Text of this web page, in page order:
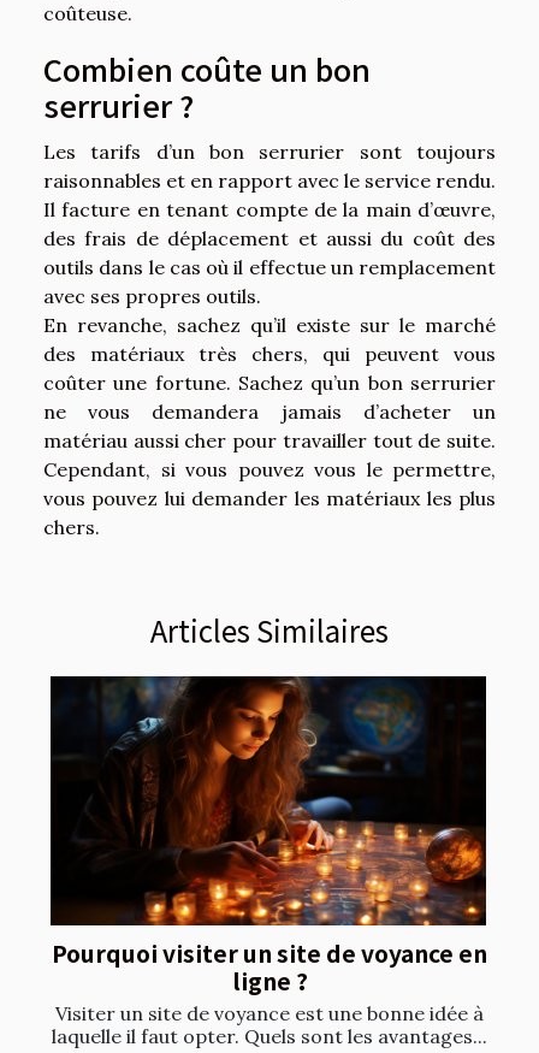
coûteuse.
Combien coûte un bon
serrurier ?
Les tarifs d’un bon serrurier sont toujours
raisonnables et en rapport avec le service rendu.
Il facture en tenant compte de la main d’œuvre,
des frais de déplacement et aussi du coût des
outils dans le cas où il effectue un remplacement
avec ses propres outils.
En revanche, sachez qu’il existe sur le marché
des matériaux très chers, qui peuvent vous
coûter une fortune. Sachez qu’un bon serrurier
ne vous demandera jamais d’acheter un
matériau aussi cher pour travailler tout de suite.
Cependant, si vous pouvez vous le permettre,
vous pouvez lui demander les matériaux les plus
chers.
Articles Similaires
Pourquoi visiter un site de voyance en
ligne ?
Visiter un site de voyance est une bonne idée à
laquelle il faut opter. Quels sont les avantages...